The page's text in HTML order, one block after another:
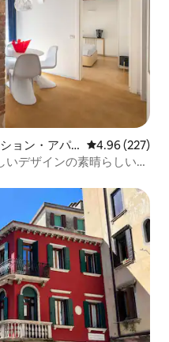
ョン・アパ
レビュー227
4.96 (227)
デザインの素晴らしい眺